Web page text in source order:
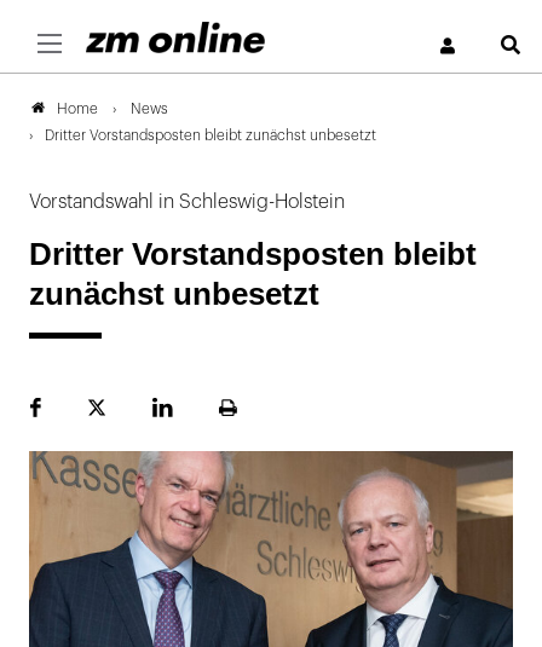
Home
News
Dritter Vorstandsposten bleibt zunächst unbesetzt
Vorstandswahl in Schleswig-Holstein
Dritter Vorstandsposten bleibt
zunächst unbesetzt
FacebookPlattformLinekdInSeite